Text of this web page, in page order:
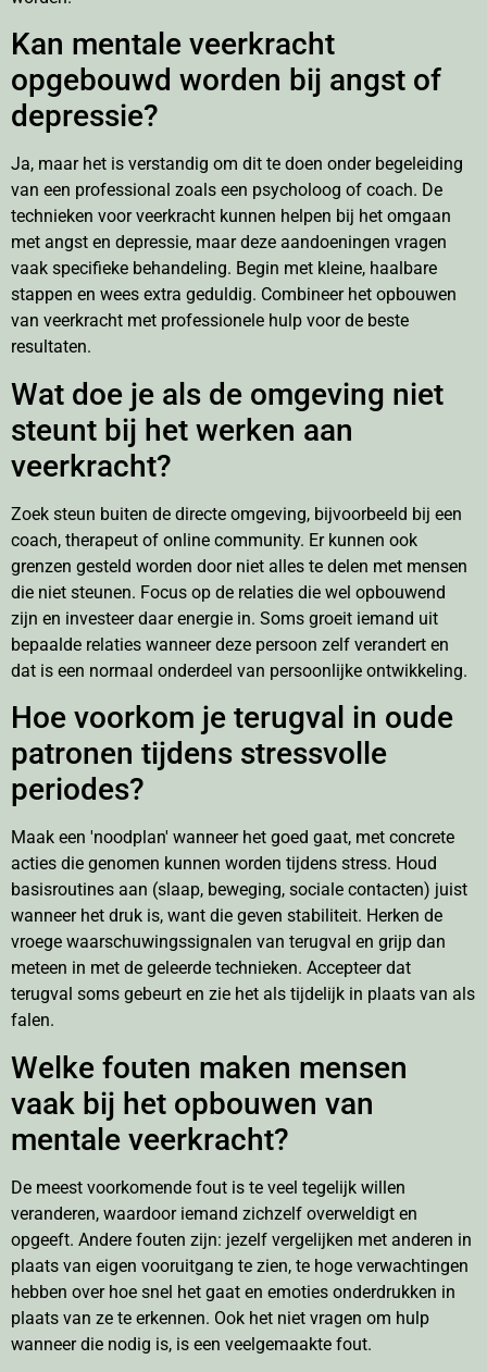
Kan mentale veerkracht
opgebouwd worden bij angst of
depressie?
Ja, maar het is verstandig om dit te doen onder begeleiding
van een professional zoals een psycholoog of coach. De
technieken voor veerkracht kunnen helpen bij het omgaan
met angst en depressie, maar deze aandoeningen vragen
vaak specifieke behandeling. Begin met kleine, haalbare
stappen en wees extra geduldig. Combineer het opbouwen
van veerkracht met professionele hulp voor de beste
resultaten.
Wat doe je als de omgeving niet
steunt bij het werken aan
veerkracht?
Zoek steun buiten de directe omgeving, bijvoorbeeld bij een
coach, therapeut of online community. Er kunnen ook
grenzen gesteld worden door niet alles te delen met mensen
die niet steunen. Focus op de relaties die wel opbouwend
zijn en investeer daar energie in. Soms groeit iemand uit
bepaalde relaties wanneer deze persoon zelf verandert en
dat is een normaal onderdeel van persoonlijke ontwikkeling.
Hoe voorkom je terugval in oude
patronen tijdens stressvolle
periodes?
Maak een 'noodplan' wanneer het goed gaat, met concrete
acties die genomen kunnen worden tijdens stress. Houd
basisroutines aan (slaap, beweging, sociale contacten) juist
wanneer het druk is, want die geven stabiliteit. Herken de
vroege waarschuwingssignalen van terugval en grijp dan
meteen in met de geleerde technieken. Accepteer dat
terugval soms gebeurt en zie het als tijdelijk in plaats van als
falen.
Welke fouten maken mensen
vaak bij het opbouwen van
mentale veerkracht?
De meest voorkomende fout is te veel tegelijk willen
veranderen, waardoor iemand zichzelf overweldigt en
opgeeft. Andere fouten zijn: jezelf vergelijken met anderen in
plaats van eigen vooruitgang te zien, te hoge verwachtingen
hebben over hoe snel het gaat en emoties onderdrukken in
plaats van ze te erkennen. Ook het niet vragen om hulp
wanneer die nodig is, is een veelgemaakte fout.